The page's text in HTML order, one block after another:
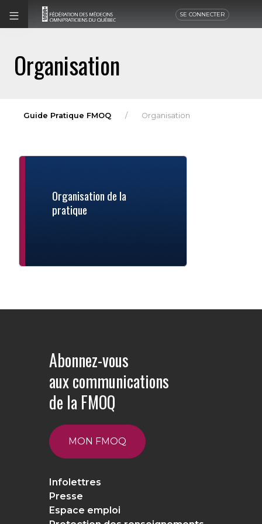
SE CONNECTER
Organisation
Guide Pratique FMOQ Organisation
Organisation de la
pratique
Abonnez-vous
aux communications
de la FMOQ
MON FMOQ
Infolettres
Presse
Espace emploi